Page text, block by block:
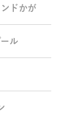
ドかが
ル